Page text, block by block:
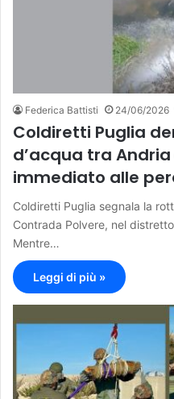
Federica Battisti 24/06/2026
Coldiretti Puglia
d’acqua tra
immediato alle
Coldiretti Puglia segnala la
Contrada Polvere, nel
Mentre…
Leggi di più »